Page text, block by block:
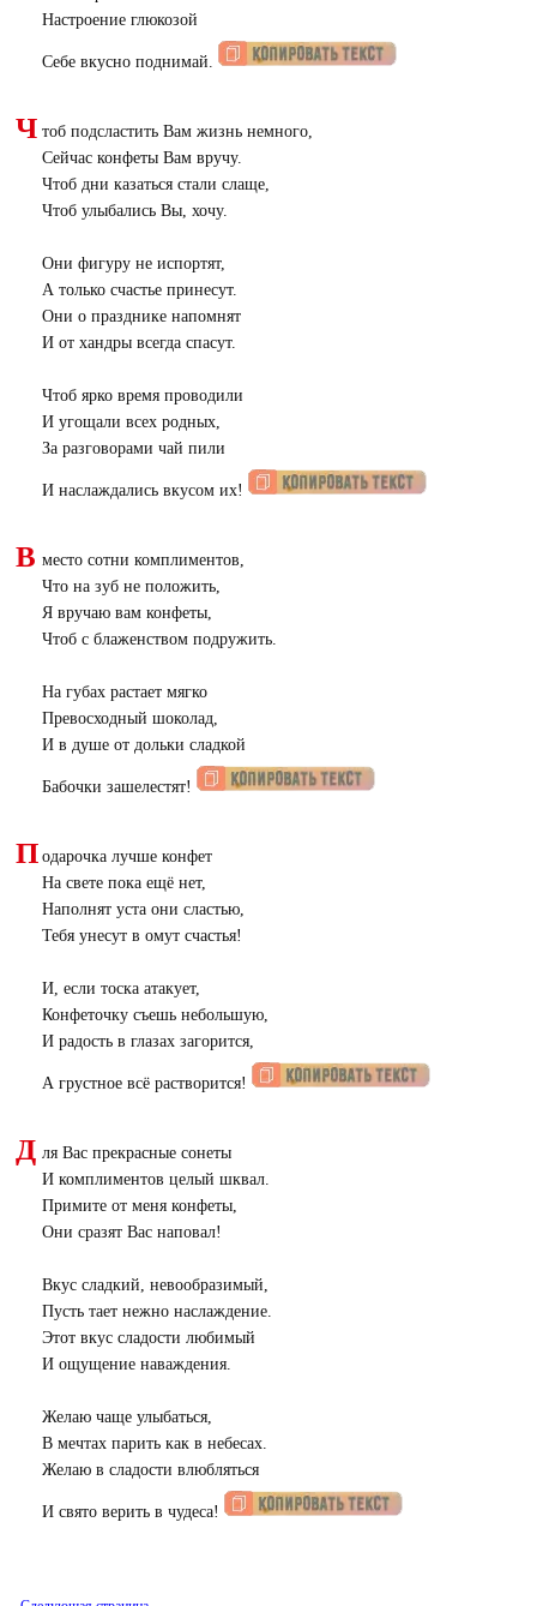
Настроение глюкозой
Себе вкусно поднимай.
Ч тоб подсластить Вам жизнь немного,
Сейчас конфеты Вам вручу.
Чтоб дни казаться стали слаще,
Чтоб улыбались Вы, хочу.
Они фигуру не испортят,
А только счастье принесут.
Они о празднике напомнят
И от хандры всегда спасут.
Чтоб ярко время проводили
И угощали всех родных,
За разговорами чай пили
И наслаждались вкусом их!
В место сотни комплиментов,
Что на зуб не положить,
Я вручаю вам конфеты,
Чтоб с блаженством подружить.
На губах растает мягко
Превосходный шоколад,
И в душе от дольки сладкой
Бабочки зашелестят!
П одарочка лучше конфет
На свете пока ещё нет,
Наполнят уста они сластью,
Тебя унесут в омут счастья!
И, если тоска атакует,
Конфеточку съешь небольшую,
И радость в глазах загорится,
А грустное всё растворится!
Д ля Вас прекрасные сонеты
И комплиментов целый шквал.
Примите от меня конфеты,
Они сразят Вас наповал!
Вкус сладкий, невообразимый,
Пусть тает нежно наслаждение.
Этот вкус сладости любимый
И ощущение наваждения.
Желаю чаще улыбаться,
В мечтах парить как в небесах.
Желаю в сладости влюбляться
И свято верить в чудеса!